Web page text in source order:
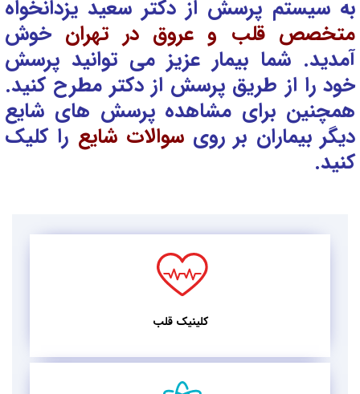
به سیستم پرسش از دکتر سعید یزدانخواه
متخصص قلب و عروق در تهران خوش
آمدید. شما بیمار عزیز می توانید پرسش
خود را از طریق پرسش از دکتر مطرح کنید.
همچنین برای مشاهده پرسش های شایع
دیگر بیماران بر روی سوالات شایع را کلیک
کنید.
کلینیک قلب